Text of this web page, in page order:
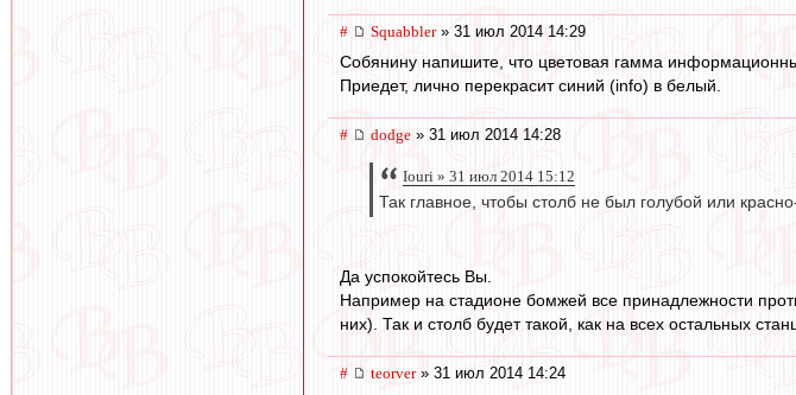
# Squabbler» 31 июл 2014 14:29
Собянину напишите, что цветовая гамма
Приедет, лично перекрасит синий (info) в белый.
# dodge » 31 июл 2014 14:28
Iouri » 31 июл 2014 15:12
Так главное, чтобы столб не был голубой или
Да успокойтесь Вы.
Например на стадионе бомжей все принадлежности
них). Так и столб будет такой, как на всех остальных
# teorver» 31 июл 2014 14:24